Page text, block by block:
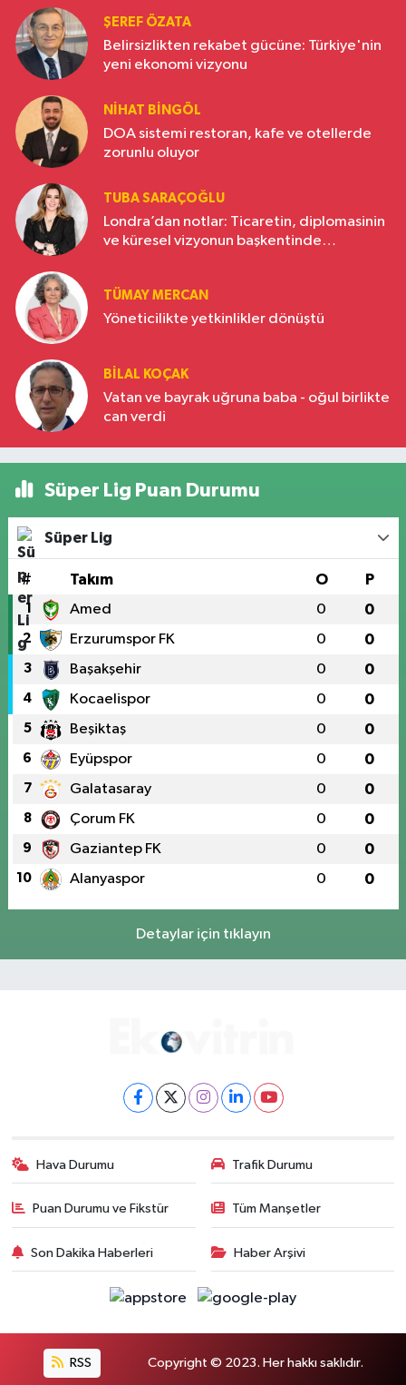
ŞEREF ÖZATA
Belirsizlikten rekabet gücüne: Türkiye'nin
yeni ekonomi vizyonu
NIHAT BINGÖL
DOA sistemi restoran, kafe ve otellerde
zorunlu oluyor
TUBA SARAÇOĞLU
Londra’dan notlar: Ticaretin, diplomasinin
ve küresel vizyonun başkentinde
TÜMAY MERCAN
Yöneticilikte yetkinlikler dönüştü
BILAL KOÇAK
Vatan ve bayrak uğruna baba - oğul birlikte
can verdi
Süper Lig Puan Durumu
Süper Lig
# Takım O P
1 Amed 0 0
2 Erzurumspor FK 0 0
3 Başakşehir 0 0
4 Kocaelispor 0 0
5 Beşiktaş 0 0
6 Eyüpspor 0 0
7 Galatasaray 0 0
8 Çorum FK 0 0
9 Gaziantep FK 0 0
10 Alanyaspor 0 0
Detaylar için tıklayın
Hava Durumu Trafik Durumu
Puan Durumu ve Fikstür Tüm Manşetler
Son Dakika Haberleri Haber Arşivi
RSS Copyright © 2023. Her hakkı saklıdır.